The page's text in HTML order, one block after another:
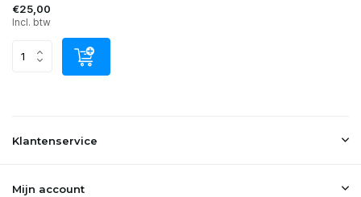
€25,00
Incl. btw
Klantenservice
Mijn account